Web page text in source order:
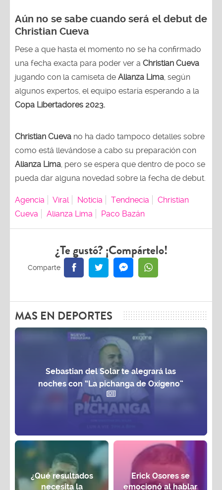
Aún no se sabe cuando será el debut de
Christian Cueva
Pese a que hasta el momento no se ha confirmado
una fecha exacta para poder ver a Christian Cueva
jugando con la camiseta de Alianza Lima , según
algunos expertos, el equipo estaría esperando a la
Copa Libertadores 2023.
Christian Cueva no ha dado tampoco detalles sobre
como está llevándose a cabo su preparación con
Alianza Lima , pero se espera que dentro de poco se
pueda dar alguna novedad sobre la fecha de debut.
Agencia Viral Noticia Tendnecia
Christian
Cueva
Alianza Lima Paco Bazán
¿Te gustó? ¡Compártelo!
MAS EN DEPORTES
Sebastian del Solar te alegrará las
noches con “La pichanga de Oxígeno”
¿Qué resultados
necesita la
Erick Osores se
emocionó al hablar